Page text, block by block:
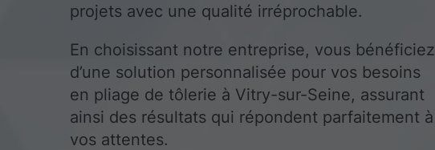
projets avec une qualité irréprochable.
En choisissant notre entreprise, vous bénéficiez
d’une solution personnalisée pour vos besoins
en pliage de tôlerie à Vitry-sur-Seine, assurant
ainsi des résultats qui répondent parfaitement à
vos attentes.